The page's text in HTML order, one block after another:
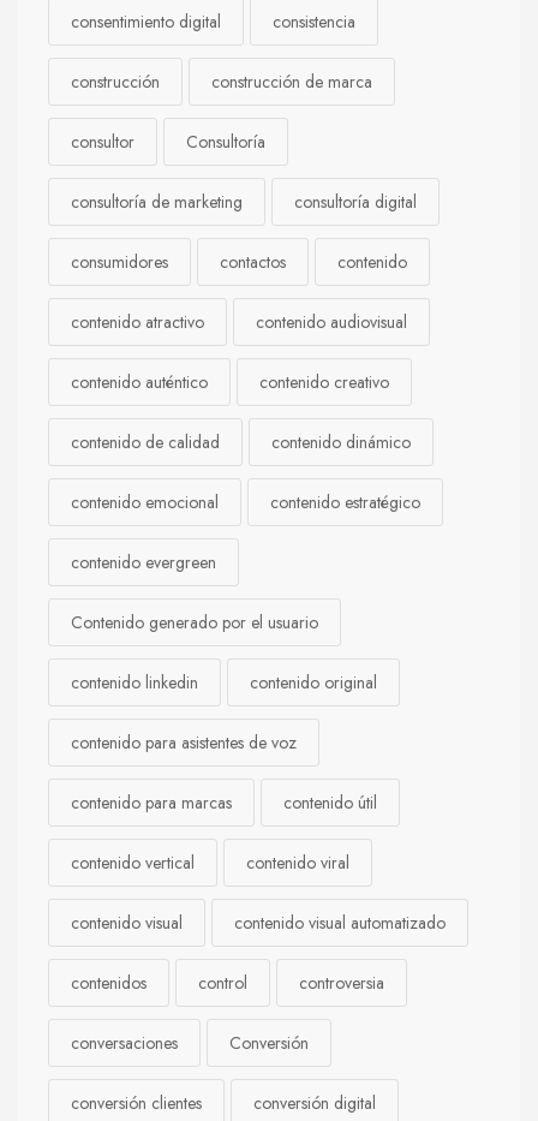
consentimiento digital consistencia
construcción construcción de marca
consultor Consultoría
consultoría de marketing consultoría digital
consumidores contactos contenido
contenido atractivo contenido audiovisual
contenido auténtico contenido creativo
contenido de calidad contenido dinámico
contenido emocional contenido estratégico
contenido evergreen
Contenido generado por el usuario
contenido linkedin contenido original
contenido para asistentes de voz
contenido para marcas contenido útil
contenido vertical contenido viral
contenido visual contenido visual automatizado
contenidos control controversia
conversaciones Conversión
conversión clientes conversión digital